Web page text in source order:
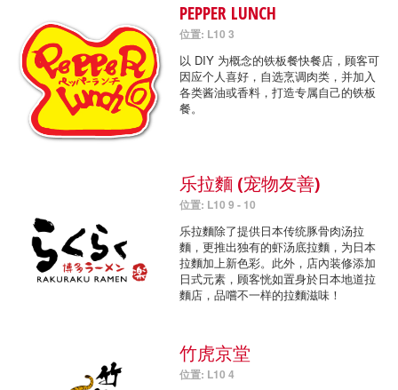
PEPPER LUNCH
位置: L10 3
以 DIY 为概念的铁板餐快餐店，顾客可
因应个人喜好，自选烹调肉类，并加入
各类酱油或香料，打造专属自己的铁板
餐。
乐拉麵 (宠物友善)
位置: L10 9 - 10
乐拉麵除了提供日本传统豚骨肉汤拉
麵，更推出独有的虾汤底拉麵，为日本
拉麵加上新色彩。此外，店內装修添加
日式元素，顾客恍如置身於日本地道拉
麵店，品嚐不一样的拉麵滋味！
竹虎京堂
位置: L10 4